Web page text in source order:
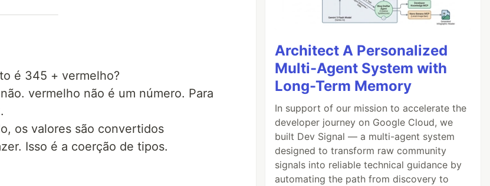
é 345 + vermelho?
vermelho não é um número. Para
os valores são convertidos
Isso é a coerção de tipos.
Architect A Personalized
Multi-Agent System with
Long-Term Memory
In support of our mission to accelerate the
developer journey on Google Cloud, we
built Dev Signal — a multi-agent system
designed to transform raw community
signals into reliable technical guidance by
automating the path from discovery to